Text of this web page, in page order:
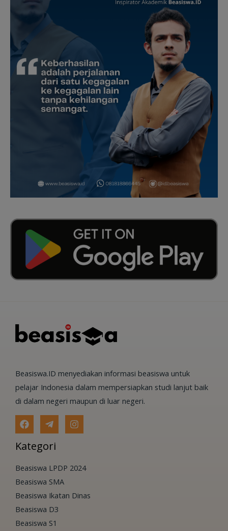
Beasiswa.ID menyediakan informasi beasiswa untuk
pelajar Indonesia dalam mempersiapkan studi lanjut baik
di dalam negeri maupun di luar negeri.
Kategori
Beasiswa LPDP 2024
Beasiswa SMA
Beasiswa Ikatan Dinas
Beasiswa D3
Beasiswa S1